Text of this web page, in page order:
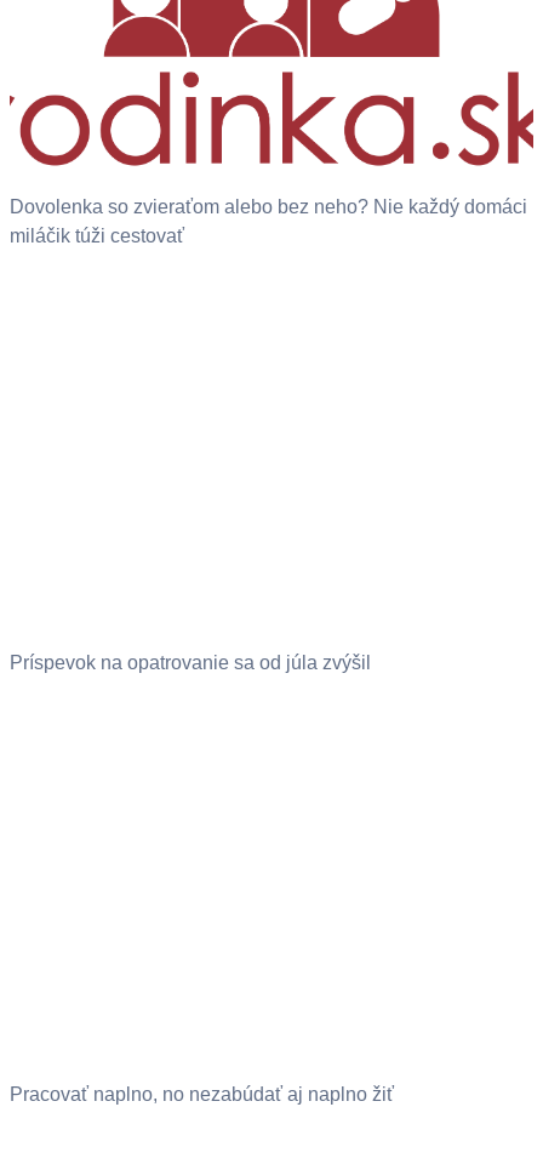
Dovolenka so zvieraťom alebo bez neho? Nie každý domáci
miláčik túži cestovať
Príspevok na opatrovanie sa od júla zvýšil
Pracovať naplno, no nezabúdať aj naplno žiť